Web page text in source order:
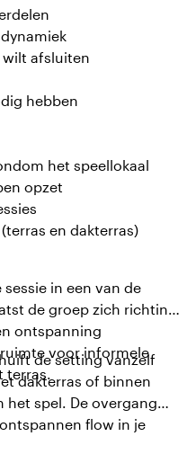
wilt afsluiten
hebben
het speellokaal
opzet
en dakterras)
in een van de
de groep zich richting
ontspanning
voor informele
terras.
de setting vanzelf
dakterras of binnen
het spel. De overgang
flow in je